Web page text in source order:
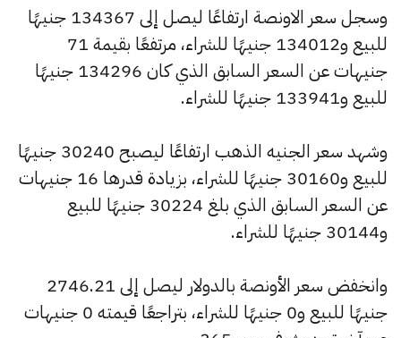
وسجل سعر الاونصة ارتفاعًا ليصل إلى 134367 جنيهًا
للبيع و134012 جنيهًا للشراء، مرتفعًا بقيمة 71
جنيهات عن السعر السابق الذي كان 134296 جنيهًا
للبيع و133941 جنيهًا للشراء.
وشهد سعر الجنيه الذهب ارتفاعًا ليصبح 30240 جنيهًا
للبيع و30160 جنيهًا للشراء، بزيادة قدرها 16 جنيهات
عن السعر السابق الذي بلغ 30224 جنيهًا للبيع
و30144 جنيهًا للشراء.
وانخفض سعر الأونصة بالدولار ليصل إلى 2746.21
جنيهًا للبيع و0 جنيهًا للشراء، بتراجعًا قيمته 0 جنيهات